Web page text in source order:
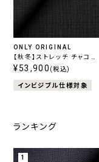
ONLY ORIGINAL
【秋冬】ストレッチ チャコー
ル柄無地
¥53,900 (税込)
インビジブル仕様対象
ランキング
1